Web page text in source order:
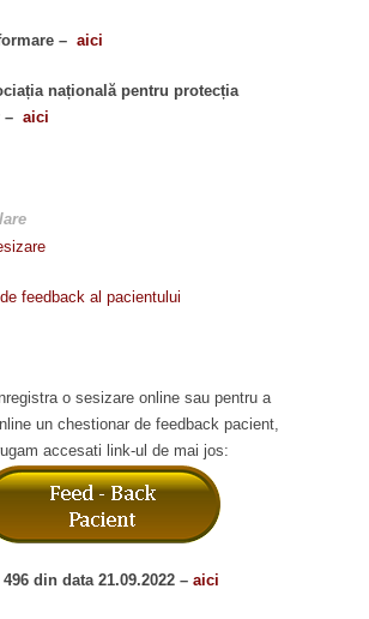
– aici
națională pentru protecția
– aici
feedback al pacientului
o sesizare online sau pentru a
un chestionar de feedback pacient,
accesati link-ul de mai jos:
din data 21.09.2022 – aici